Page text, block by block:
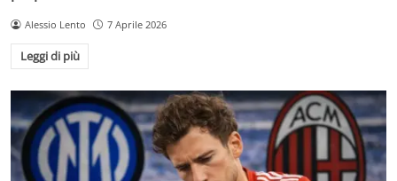
Alessio Lento 7 Aprile 2026
Leggi di più